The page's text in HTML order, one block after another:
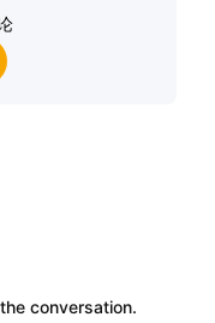
conversation.